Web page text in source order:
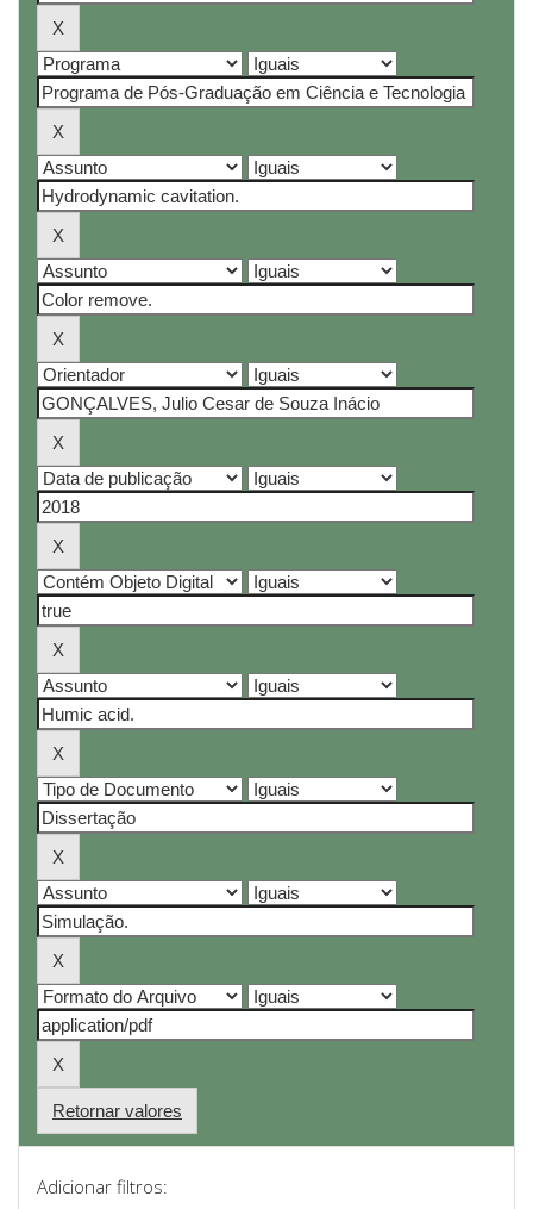
Retornar valores
Adicionar filtros: